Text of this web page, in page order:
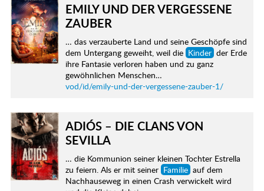
EMILY UND DER VERGESSENE
ZAUBER
… das verzauberte Land und seine Geschöpfe sind
dem Untergang geweiht, weil die Kinder der Erde
ihre Fantasie verloren haben und zu ganz
gewöhnlichen Menschen…
vod/id/emily-und-der-vergessene-zauber-1/
ADIÓS – DIE CLANS VON
SEVILLA
… die Kommunion seiner kleinen Tochter Estrella
zu feiern. Als er mit seiner Familie auf dem
Nachhauseweg in einen Crash verwickelt wird